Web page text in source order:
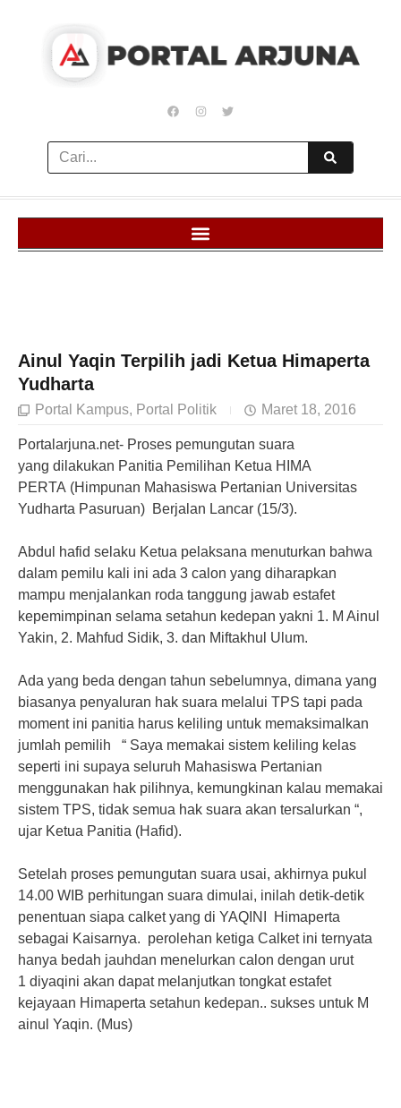
Ainul Yaqin Terpilih jadi Ketua Himaperta
Yudharta
Portal Kampus, Portal Politik Maret 18, 2016
Portalarjuna.net- Proses pemungutan suara
yang dilakukan Panitia Pemilihan Ketua HIMA
PERTA (Himpunan Mahasiswa Pertanian Universitas
Yudharta Pasuruan) Berjalan Lancar (15/3).
Abdul hafid selaku Ketua pelaksana menuturkan bahwa
dalam pemilu kali ini ada 3 calon yang diharapkan
mampu menjalankan roda tanggung jawab estafet
kepemimpinan selama setahun kedepan yakni 1. M Ainul
Yakin, 2. Mahfud Sidik, 3. dan Miftakhul Ulum.
Ada yang beda dengan tahun sebelumnya, dimana yang
biasanya penyaluran hak suara melalui TPS tapi pada
moment ini panitia harus keliling untuk memaksimalkan
jumlah pemilih “ Saya memakai sistem keliling kelas
seperti ini supaya seluruh Mahasiswa Pertanian
menggunakan hak pilihnya, kemungkinan kalau memakai
sistem TPS, tidak semua hak suara akan tersalurkan “,
ujar Ketua Panitia (Hafid).
Setelah proses pemungutan suara usai, akhirnya pukul
14.00 WIB perhitungan suara dimulai, inilah detik-detik
penentuan siapa calket yang di YAQINI Himaperta
sebagai Kaisarnya. perolehan ketiga Calket ini ternyata
hanya bedah jauhdan menelurkan calon dengan urut
1 diyaqini akan dapat melanjutkan tongkat estafet
kejayaan Himaperta setahun kedepan.. sukses untuk M
ainul Yaqin. (Mus)